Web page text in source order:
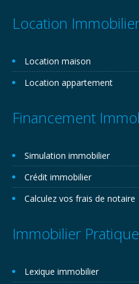
Location
Location maison
Location appartement
Financement
Simulation immobilier
Crédit immobilier
Calculez vos frais de notaire
Immobilier Pratique
Lexique immobilier